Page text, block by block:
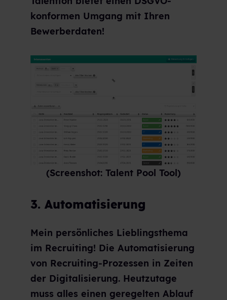
konformen Umgang mit Ihren
Bewerberdaten!
(Screenshot: Talent Pool Tool)
3. Automatisierung
Mein persönliches Lieblingsthema
im Recruiting! Die Automatisierung
von Recruiting-Prozessen in Zeiten
der Digitalisierung. Heutzutage
muss alles einen geregelten Ablauf